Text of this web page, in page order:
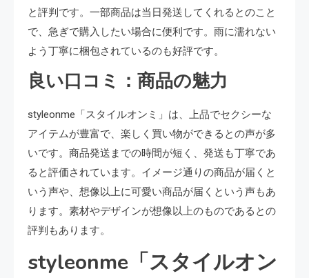
と評判です。一部商品は当日発送してくれるとのこと
で、急ぎで購入したい場合に便利です。雨に濡れない
よう丁寧に梱包されているのも好評です。
良い口コミ：商品の魅力
styleonme「スタイルオンミ」は、上品でセクシーな
アイテムが豊富で、楽しく買い物ができるとの声が多
いです。商品発送までの時間が短く、発送も丁寧であ
ると評価されています。イメージ通りの商品が届くと
いう声や、想像以上に可愛い商品が届くという声もあ
ります。素材やデザインが想像以上のものであるとの
評判もあります。
styleonme「スタイルオン